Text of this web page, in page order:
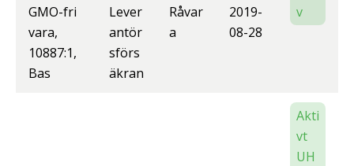
GMO-fri
vara,
10887:1,
Bas
Lever
antör
sförs
äkran
Råvar
a
2019-
08-28
v
Akti
vt
UH